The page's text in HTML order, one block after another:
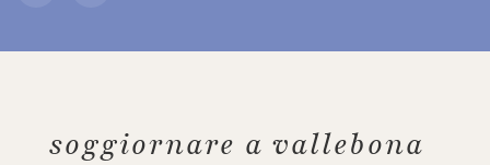
soggiornare a vallebona